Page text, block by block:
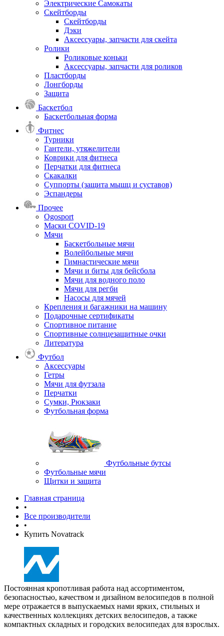
Электрические Самокаты
Скейтборды
Скейтборды
Дэки
Аксессуары, запчасти для скейта
Ролики
Роликовые коньки
Аксессуары, запчасти для роликов
Пластборды
Лонгборды
Защита
Баскетбол
Баскетбольная форма
Фитнес
Турники
Гантели, утяжелители
Коврики для фитнеса
Перчатки для фитнеса
Скакалки
Суппорты (защита мышц и суставов)
Эспандеры
Прочее
Ogosport
Маски COVID-19
Мячи
Баскетбольные мячи
Волейбольные мячи
Гимнастические мячи
Мячи и биты для бейсбола
Мячи для водного поло
Мячи для регби
Насосы для мячей
Крепления и багажники на машину
Подарочные сертификаты
Спортивное питание
Спортивные солнцезащитные очки
Литература
Футбол
Аксессуары
Гетры
Мячи для футзала
Перчатки
Сумки, Рюкзаки
Футбольная форма
Футбольные бутсы
Футбольные мячи
Щитки и защита
Главная страница
•
Все производители
•
Купить Novatrack
Постоянная кропотливая работа над ассортиментом,
безопасностью, качеством и дизайном велосипедов в полной
мере отражается в выпускаемых нами ярких, стильных и
качественных коллекциях детских велосипедов, а также
компактных складных и городских велосипедах для взрослых.